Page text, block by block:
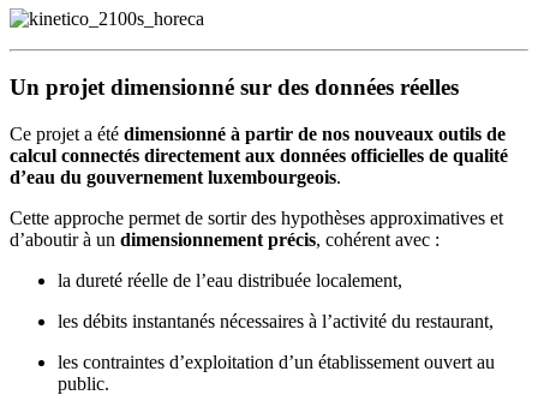
Un projet dimensionné sur des données réelles
Ce projet a été dimensionné à partir de nos nouveaux outils de
calcul connectés directement aux données officielles de qualité
d’eau du gouvernement luxembourgeois.
Cette approche permet de sortir des hypothèses approximatives et
d’aboutir à un dimensionnement précis, cohérent avec :
la dureté réelle de l’eau distribuée localement,
les débits instantanés nécessaires à l’activité du restaurant,
les contraintes d’exploitation d’un établissement ouvert au
public.